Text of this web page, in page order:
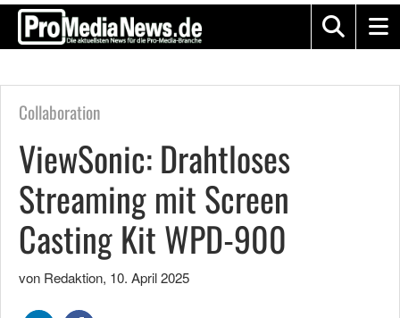
Collaboration
ViewSonic: Drahtloses
Streaming mit Screen
Casting Kit WPD-900
von Redaktion, 10. April 2025